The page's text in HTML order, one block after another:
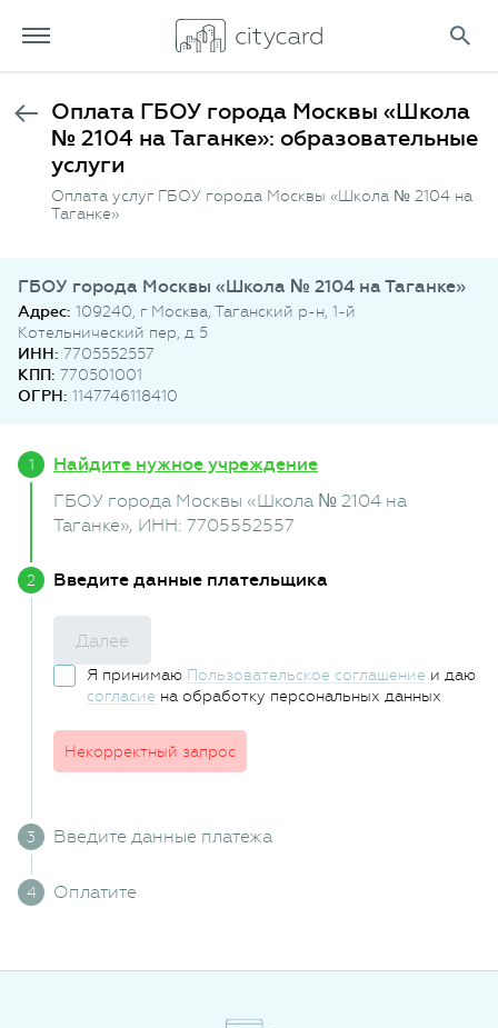
Оплата ГБОУ города Москвы «Школа
№ 2104 на Таганке»: образовательные
услуги
Оплата услуг ГБОУ города Москвы «Школа № 2104 на
Таганке»
ГБОУ города Москвы «Школа № 2104 на Таганке»
Адрес: 109240, г Москва, Таганский р-н, 1-й
Котельнический пер, д 5
ИНН: 7705552557
КПП: 770501001
ОГРН: 1147746118410
Найдите нужное учреждение
ГБОУ города Москвы «Школа № 2104 на
Таганке», ИНН: 7705552557
Введите данные плательщика
Далее
Я принимаю Пользовательское соглашение и даю
согласие на обработку персональных данных
Некорректный запрос
Введите данные платежа
Оплатите